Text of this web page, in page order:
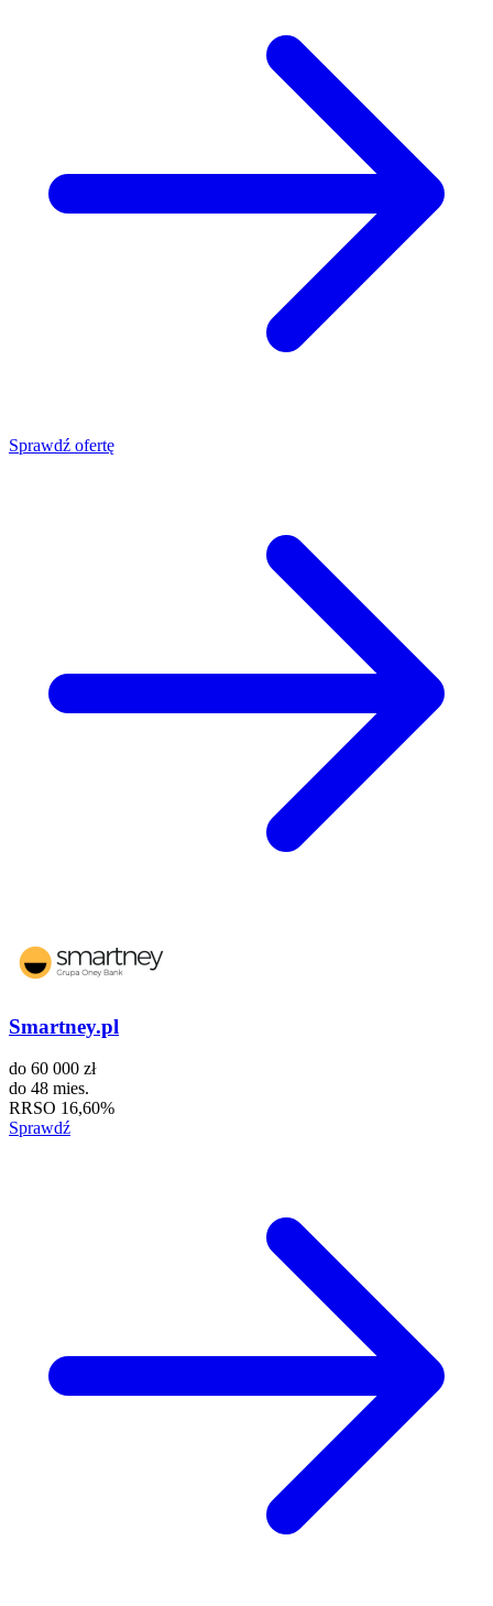
Sprawdź ofertę
Smartney.pl
do 60 000 zł
do 48 mies.
RRSO 16,60%
Sprawdź